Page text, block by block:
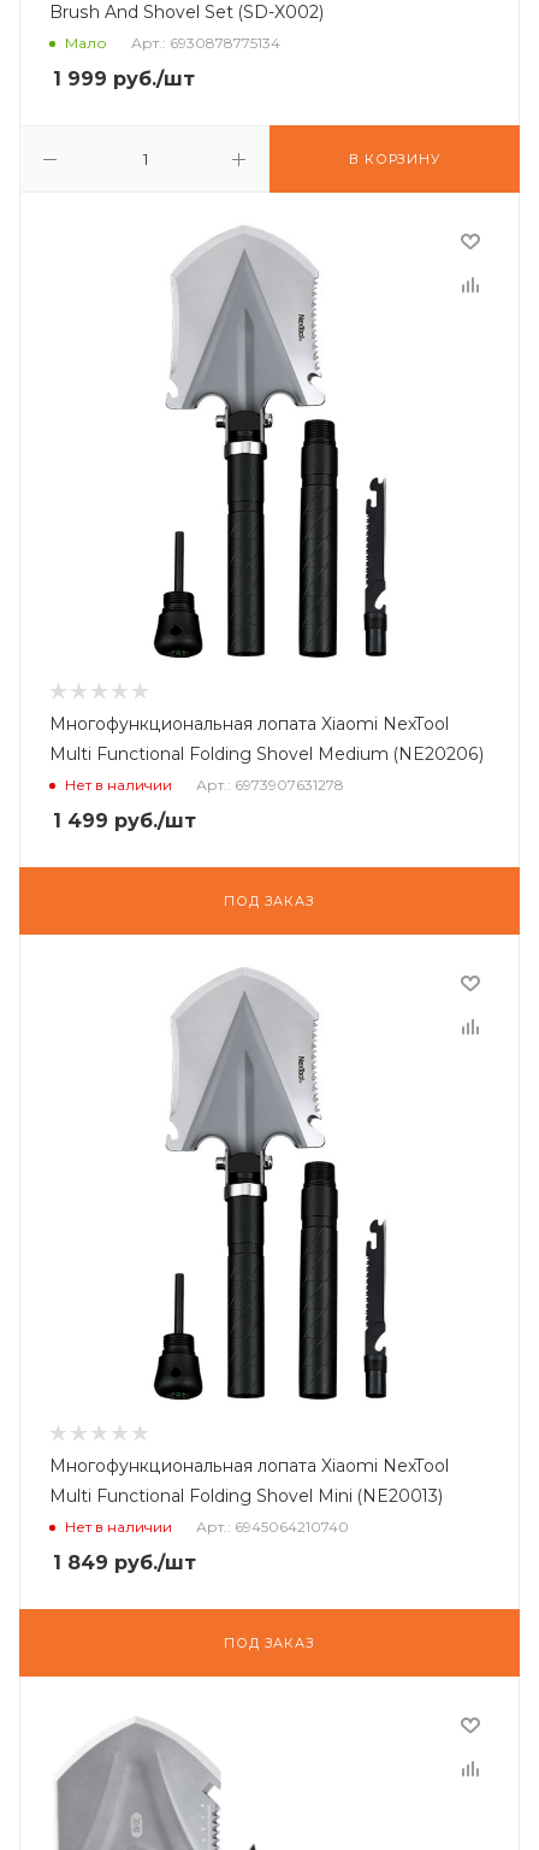
Brush And Shovel Set (SD-X002)
Мало Арт.: 6930878775134
1 999 руб./шт
В КОРЗИНУ
Многофункциональная лопата Xiaomi NexTool
Multi Functional Folding Shovel Medium (NE20206)
Нет в наличии Арт.: 6973907631278
1 499 руб./шт
ПОД ЗАКАЗ
Многофункциональная лопата Xiaomi NexTool
Multi Functional Folding Shovel Mini (NE20013)
Нет в наличии Арт.: 6945064210740
1 849 руб./шт
ПОД ЗАКАЗ